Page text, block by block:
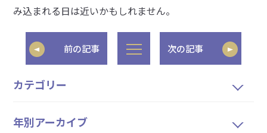
み込まれる日は近いかもしれません。
前の記事 次の記事
カテゴリー
年別アーカイブ